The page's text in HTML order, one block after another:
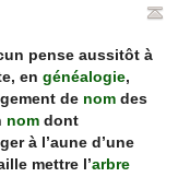
pense aussitôt à
engénéalogie,
de nom des
nom dont
à l’aune d’une
mettre l’arbre